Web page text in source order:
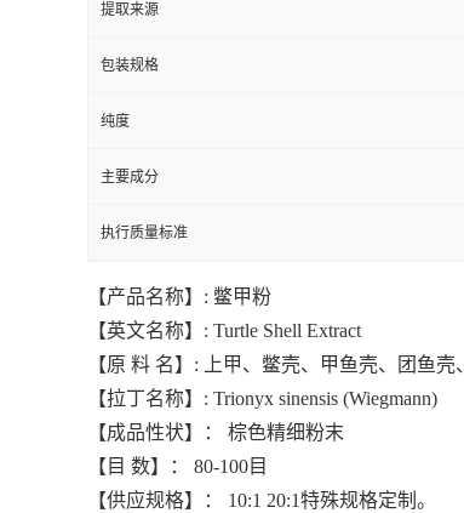
提取来源
包装规格
纯度
主要成分
执行质量标准
【产品名称】: 鳖甲粉
【英文名称】: Turtle Shell Extract
【原 料 名】: 上甲、鳖壳、甲鱼壳、团鱼壳
【拉丁名称】: Trionyx sinensis (Wiegmann)
【成品性状】： 棕色精细粉末
【目 数】： 80-100目
【供应规格】： 10:1 20:1特殊规格定制。